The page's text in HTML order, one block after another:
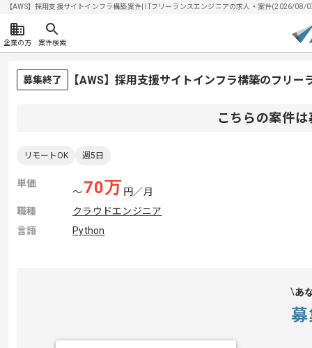
【AWS】採用支援サイトインフラ構築案件| ITフリーランスエンジニアの求人・案件(2026/08/
企業の方 案件検索
募集終了 【AWS】採用支援サイトインフラ構築のフリー
こちらの案件
リモートOK 週5日
単価
〜70万 円／月
職種
クラウドエンジニア
言語
Python
あ